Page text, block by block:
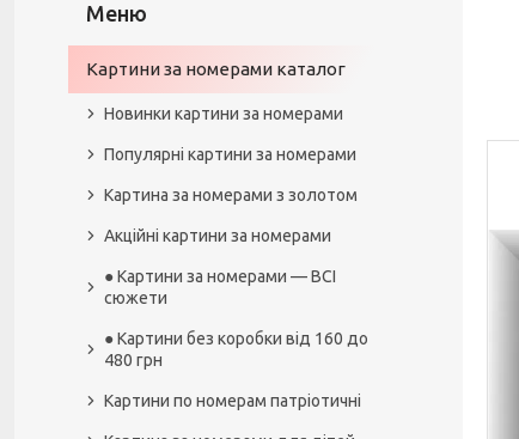
Картини за номерами каталог
Новинки картини за номерами
Популярні картини за номерами
Картина за номерами з золотом
Акційні картини за номерами
● Картини за номерами — ВСІ
сюжети
● Картини без коробки від 160 до
480 грн
Картини по номерам патріотичні